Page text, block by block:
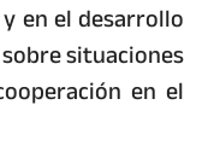
en el desarrollo
situaciones
en el